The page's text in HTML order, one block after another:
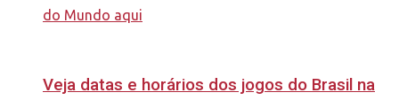
Veja datas e horários dos jogos do Brasil na